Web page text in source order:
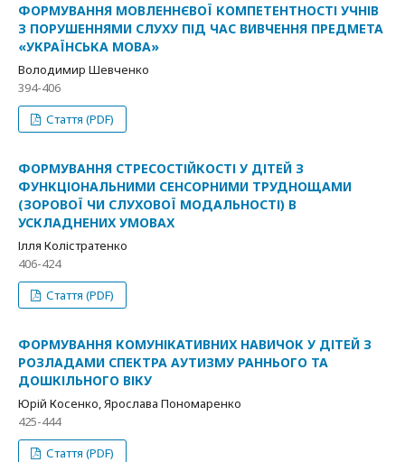
ФОРМУВАННЯ МОВЛЕННЄВОЇ КОМПЕТЕНТНОСТІ УЧНІВ
З ПОРУШЕННЯМИ СЛУХУ ПІД ЧАС ВИВЧЕННЯ ПРЕДМЕТА
«УКРАЇНСЬКА МОВА»
Володимир Шевченко
394-406
Стаття (PDF)
ФОРМУВАННЯ СТРЕСОСТІЙКОСТІ У ДІТЕЙ З
ФУНКЦІОНАЛЬНИМИ СЕНСОРНИМИ ТРУДНОЩАМИ
(ЗОРОВОЇ ЧИ СЛУХОВОЇ МОДАЛЬНОСТІ) В
УСКЛАДНЕНИХ УМОВАХ
Ілля Колістратенко
406-424
Стаття (PDF)
ФОРМУВАННЯ КОМУНІКАТИВНИХ НАВИЧОК У ДІТЕЙ З
РОЗЛАДАМИ СПЕКТРА АУТИЗМУ РАННЬОГО ТА
ДОШКІЛЬНОГО ВІКУ
Юрій Косенко, Ярослава Пономаренко
425-444
Стаття (PDF)